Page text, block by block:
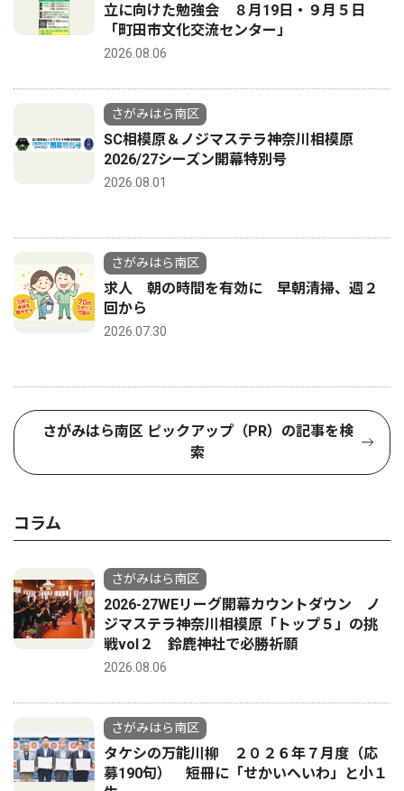
立に向けた勉強会 ８月19日・９月５日
「町田市文化交流センター」
2026.08.06
さがみはら南区
SC相模原＆ノジマステラ神奈川相模原
2026/27シーズン開幕特別号
2026.08.01
さがみはら南区
求人 朝の時間を有効に 早朝清掃、週２
回から
2026.07.30
さがみはら南区 ピックアップ（PR）の記事を検
索
コラム
さがみはら南区
2026-27WEリーグ開幕カウントダウン ノ
ジマステラ神奈川相模原「トップ５」の挑
戦vol２ 鈴鹿神社で必勝祈願
2026.08.06
さがみはら南区
タケシの万能川柳 ２０２６年７月度（応
募190句） 短冊に「せかいへいわ」と小１